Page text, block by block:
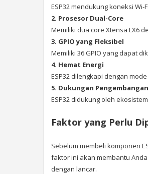
ESP32 mendukung koneksi Wi-
2. Prosesor Dual-Core
Memiliki dua core Xtensa LX6
3. GPIO yang Fleksibel
Memiliki 36 GPIO yang dapat
4. Hemat Energi
ESP32 dilengkapi dengan
5. Dukungan
ESP32 didukung oleh
Faktor yang Perlu
Sebelum membeli komponen
faktor ini akan membantu
dengan lancar.